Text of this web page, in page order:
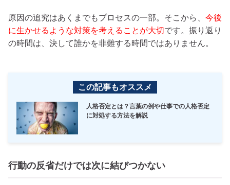
原因の追究はあくまでもプロセスの一部。そこから、 今後
に生かせるような対策を考えることが大切です。振り返り
の時間は、決して誰かを非難する時間ではありません。
この記事もオススメ
人格否定とは？言葉の例や仕事での人格否定
に対処する方法を解説
行動の反省だけでは次に結びつかない